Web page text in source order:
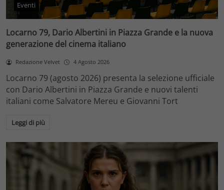
Eventi
Locarno 79, Dario Albertini in Piazza Grande e la nuova
generazione del cinema italiano
Redazione Velvet 4 Agosto 2026
Locarno 79 (agosto 2026) presenta la selezione ufficiale
con Dario Albertini in Piazza Grande e nuovi talenti
italiani come Salvatore Mereu e Giovanni Tort
Leggi di più